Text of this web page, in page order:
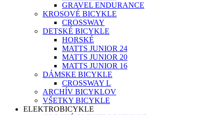
GRAVEL ENDURANCE
KROSOVÉ BICYKLE
CROSSWAY
DETSKÉ BICYKLE
HORSKÉ
MATTS JUNIOR 24
MATTS JUNIOR 20
MATTS JUNIOR 16
DÁMSKE BICYKLE
CROSSWAY L
ARCHÍV BICYKLOV
VŠETKY BICYKLE
ELEKTROBICYKLE